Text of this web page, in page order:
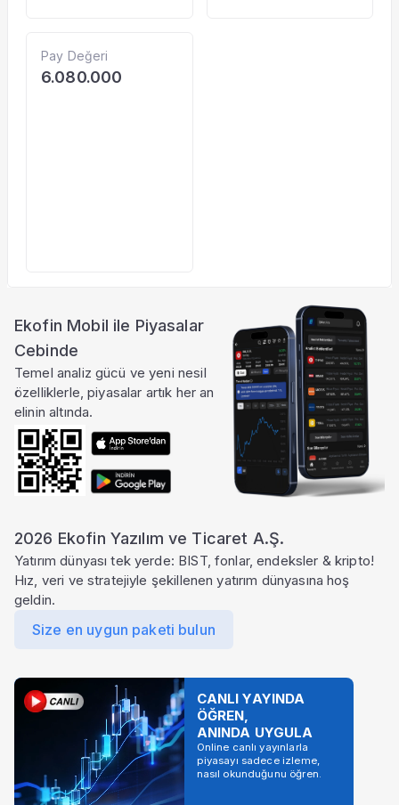
Pay Değeri
6.080.000
Ekofin Mobil ile Piyasalar
Cebinde
Temel analiz gücü ve yeni nesil
özelliklerle, piyasalar artık her an
elinin altında.
2026 Ekofin Yazılım ve Ticaret A.Ş.
Yatırım dünyası tek yerde: BIST, fonlar, endeksler & kripto!
Hız, veri ve stratejiyle şekillenen yatırım dünyasına hoş
geldin.
Size en uygun paketi bulun
CANLI YAYINDA
ÖĞREN,
ANINDA UYGULA
Online canlı yayınlarla
piyasayı sadece izleme,
nasıl okunduğunu öğren.